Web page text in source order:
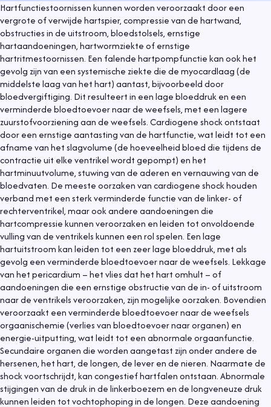
Hartfunctiestoornissen kunnen worden veroorzaakt door een
vergrote of verwijde hartspier, compressie van de hartwand,
obstructies in de uitstroom, bloedstolsels, ernstige
hartaandoeningen, hartwormziekte of ernstige
hartritmestoornissen. Een falende hartpompfunctie kan ook het
gevolg zijn van een systemische ziekte die de myocardlaag (de
middelste laag van het hart) aantast, bijvoorbeeld door
bloedvergiftiging. Dit resulteert in een lage bloeddruk en een
verminderde bloedtoevoer naar de weefsels, met een lagere
zuurstofvoorziening aan de weefsels. Cardiogene shock ontstaat
door een ernstige aantasting van de hartfunctie, wat leidt tot een
afname van het slagvolume (de hoeveelheid bloed die tijdens de
contractie uit elke ventrikel wordt gepompt) en het
hartminuutvolume, stuwing van de aderen en vernauwing van de
bloedvaten. De meeste oorzaken van cardiogene shock houden
verband met een sterk verminderde functie van de linker- of
rechterventrikel, maar ook andere aandoeningen die
hartcompressie kunnen veroorzaken en leiden tot onvoldoende
vulling van de ventrikels kunnen een rol spelen. Een lage
hartuitstroom kan leiden tot een zeer lage bloeddruk, met als
gevolg een verminderde bloedtoevoer naar de weefsels. Lekkage
van het pericardium – het vlies dat het hart omhult – of
aandoeningen die een ernstige obstructie van de in- of uitstroom
naar de ventrikels veroorzaken, zijn mogelijke oorzaken. Bovendien
veroorzaakt een verminderde bloedtoevoer naar de weefsels
orgaanischemie (verlies van bloedtoevoer naar organen) en
energie-uitputting, wat leidt tot een abnormale orgaanfunctie.
Secundaire organen die worden aangetast zijn onder andere de
hersenen, het hart, de longen, de lever en de nieren. Naarmate de
shock voortschrijdt, kan congestief hartfalen ontstaan. Abnormale
stijgingen van de druk in de linkerboezem en de longveneuze druk
kunnen leiden tot vochtophoping in de longen. Deze aandoening